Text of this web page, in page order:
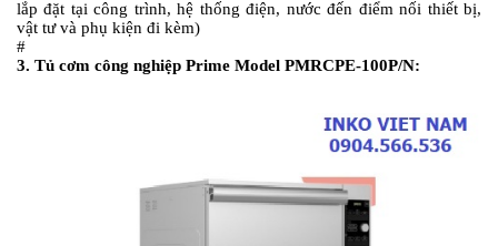
lắp đặt tại công trình, hệ thống điện, nước đến điểm nối thiết bị,
vật tư và phụ kiện đi kèm)
#
3. Tủ cơm công nghiệp Prime Model PMRCPE-100P/N: